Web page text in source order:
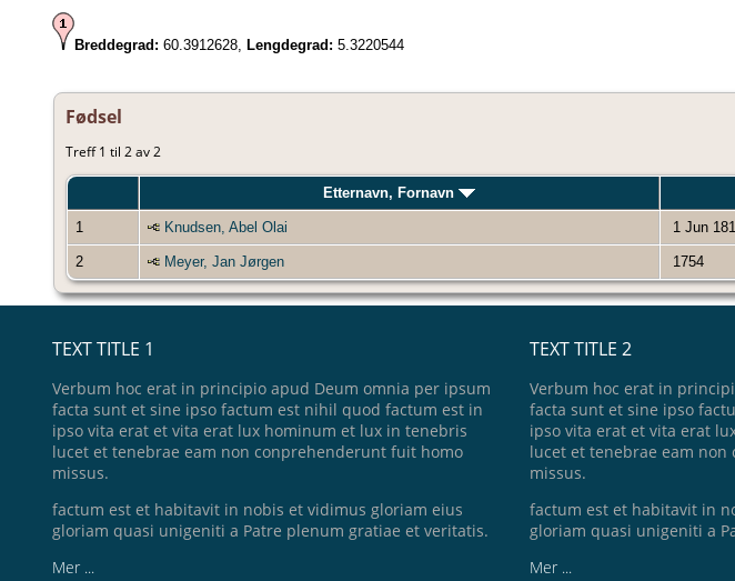
Breddegrad: 60.3912628, Lengdegrad: 5.3220544
Fødsel
Treff 1 til 2 av 2
Etternavn, Fornavn
1 Knudsen, Abel Olai 1 Jun
2 Meyer, Jan Jørgen 1754
TEXT TITLE 1
Verbum hoc erat in principio apud Deum omnia per ipsum
facta sunt et sine ipso factum est nihil quod factum est in
ipso vita erat et vita erat lux hominum et lux in tenebris
lucet et tenebrae eam non conprehenderunt fuit homo
missus.
factum est et habitavit in nobis et vidimus gloriam eius
gloriam quasi unigeniti a Patre plenum gratiae et veritatis.
Mer ...
TEXT TITLE 2
Verbum hoc erat in
facta sunt et sine ipso
ipso vita erat et vita erat
lucet et tenebrae eam
missus.
factum est et habitavit in
gloriam quasi unigeniti a
Mer ...